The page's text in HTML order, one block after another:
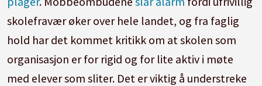
skolefravær øker over hele landet, og fra faglig
hold har det kommet kritikk om at skolen som
organisasjon er for rigid og for lite aktiv i møte
med elever som sliter. Det er viktig å understreke